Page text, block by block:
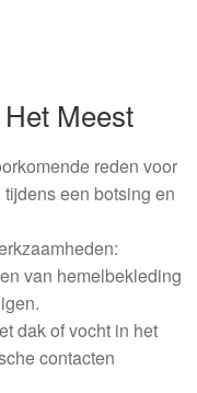
Meest
reden voor
een botsing en
van hemelbekleding
dak of vocht in het
contacten